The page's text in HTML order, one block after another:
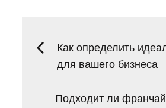
Навигация
Как определить
для вашего бизнеса
Подходит ли